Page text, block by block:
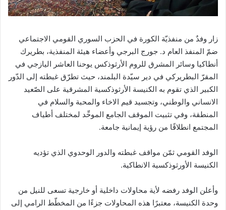
زار وفدٌ من منفذيّة الكورة في الحزب السوري القومي الاجتماعي
ضمّ المنفذ العام د. جورج البرجي وأعضاء هيئة المنفذية، بطريرك
أنطاكيا وسائر المشرق للروم الأرثوذكس يوحنا العاشر اليازجي في
المقرّ البطريركي في دير سيّدة البلمند، حيث تطرّق غبطته إلى الدّور
الكبير الذي تقوم به الكنيسة الأرثوذكسية المشرقية على الصّعيد
الانساني والوطني، وتجسيد قيم الاخاء والمحبة والسلام في
المنطقة، وفي تثبيت الموقف الجامع الموحِّد لمختلف أطياف
المجتمع انطلاقًا من رؤية إيمانية جامعة.
الوفد القومي ثمّن مواقف غبطته والدور الوحدوي الذي تؤديه
الكنيسة الأورثوذكسية الانطاكية.
وأعلن الوفد رفضه لأية محاولات داخلية أو خارجية تسعى للنيل من
وحدة الكنيسة، معتبرًا هذه المحاولات جزءًا من المخطّط الرامي إلى